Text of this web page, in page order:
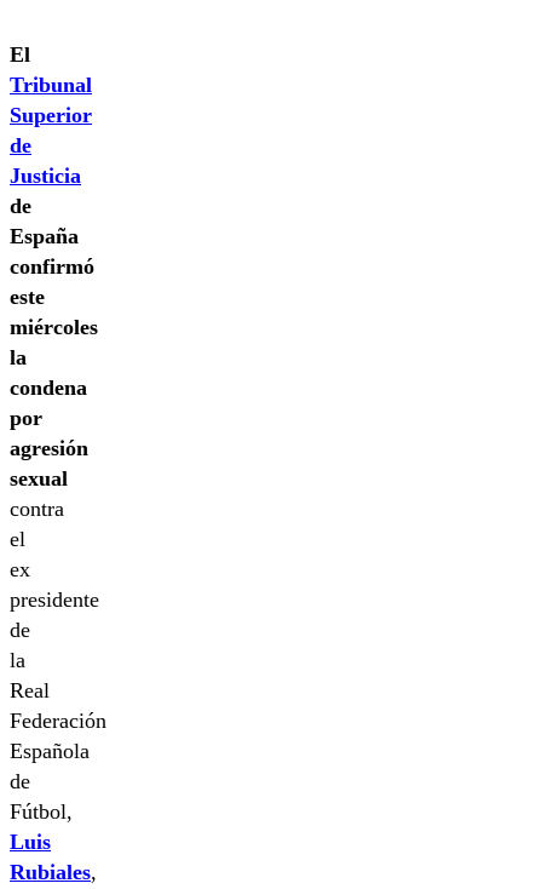
El
Tribunal
Superior
de
Justicia
de
España
confirmó
este
miércoles
la
condena
por
agresión
sexual
contra
el
ex
presidente
de
la
Real
Federación
Española
de
Fútbol,
Luis
Rubiales,